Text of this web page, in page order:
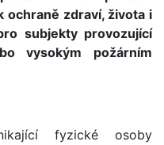
ochraně zdraví, života i
subjekty provozující
vysokým požárním
fyzické osoby